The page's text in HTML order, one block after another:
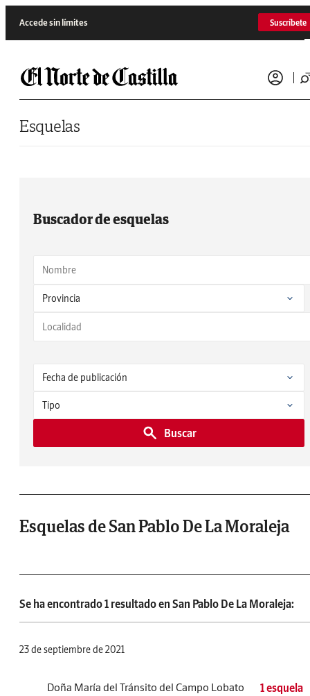
Accede sin límites Suscríbete
Esquelas
Buscador de esquelas
Buscar
Esquelas de San Pablo De La Moraleja
Se ha encontrado 1 resultado en San Pablo De La Moraleja:
23 de septiembre de 2021
Doña María del Tránsito del Campo Lobato 1 esquela